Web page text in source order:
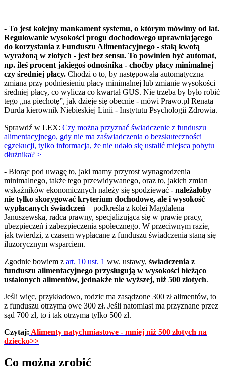
- To jest kolejny mankament systemu, o którym mówimy od lat.
Regulowanie wysokości progu dochodowego uprawniającego
do korzystania z Funduszu Alimentacyjnego - stałą kwotą
wyrażoną w złotych - jest bez sensu. To powinien być automat,
np. ileś procent jakiegoś odnośnika - choćby płacy minimalnej
czy średniej płacy. Chodzi o to, by następowała automatyczna
zmiana przy podniesieniu płacy minimalnej lub zmianie wysokości
średniej płacy, co wylicza co kwartał GUS. Nie trzeba by było robić
tego „na piechotę”, jak dzieje się obecnie - mówi Prawo.pl Renata
Durda kierownik Niebieskiej Linii - Instytutu Psychologii Zdrowia.
Sprawdź w LEX: Czy można przyznać świadczenie z funduszu
alimentacyjnego, gdy nie ma zaświadczenia o bezskuteczności
egzekucji, tylko informacja, że nie udało się ustalić miejsca pobytu
dłużnika? >
- Biorąc pod uwagę to, jaki mamy przyrost wynagrodzenia
minimalnego, także tego przewidywanego, oraz to, jakich zmian
wskaźników ekonomicznych należy się spodziewać - należałoby
nie tylko skorygować kryterium dochodowe, ale i wysokość
wypłacanych świadczeń – podkreśla z kolei Magdalena
Januszewska, radca prawny, specjalizująca się w prawie pracy,
ubezpieczeń i zabezpieczenia społecznego. W przeciwnym razie,
jak twierdzi, z czasem wypłacane z funduszu świadczenia staną się
iluzorycznym wsparciem.
Zgodnie bowiem z art. 10 ust. 1 ww. ustawy, świadczenia z
funduszu alimentacyjnego przysługują w wysokości bieżąco
ustalonych alimentów, jednakże nie wyższej, niż 500 złotych.
Jeśli więc, przykładowo, rodzic ma zasądzone 300 zł alimentów, to
z funduszu otrzyma owe 300 zł. Jeśli natomiast ma przyznane przez
sąd 700 zł, to i tak otrzyma tylko 500 zł.
Czytaj: Alimenty natychmiastowe - mniej niż 500 złotych na
dziecko>>
Co można zrobić